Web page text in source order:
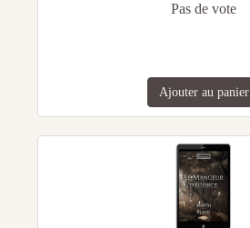
Pas de vote
Ajouter au panier